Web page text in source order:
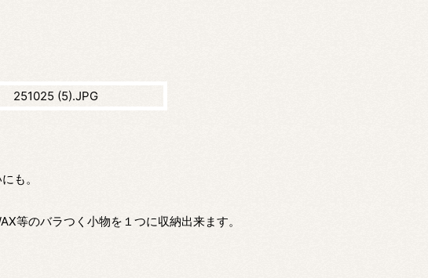
も。
等のバラつく小物を１つに収納出来ます。